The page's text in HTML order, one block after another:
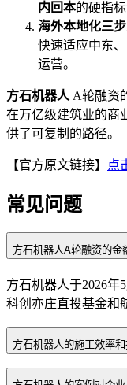
内回本的硬指标
海外本地化三
快速适应中东
运营。
方石机器人 A轮融资
在万亿级建筑业的商
供了可复制的路径。
【官方原文链接】 点
常见问题
方石机器人A轮融资的金
方石机器人于2026年
科创亦庄直投基金和
方石机器人的施工效率和